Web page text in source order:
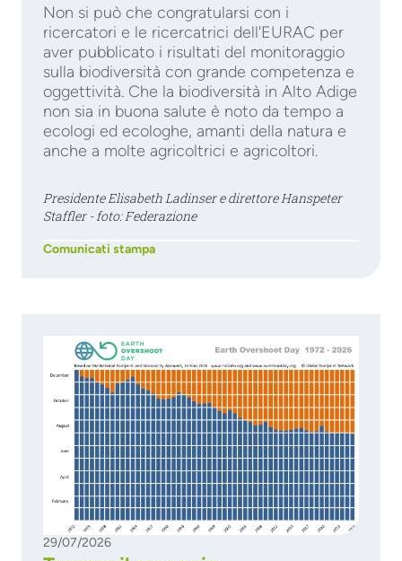
Non si può che congratularsi con i
ricercatori e le ricercatrici dell'EURAC per
aver pubblicato i risultati del monitoraggio
sulla biodiversità con grande competenza e
oggettività. Che la biodiversità in Alto Adige
non sia in buona salute è noto da tempo a
ecologi ed ecologhe, amanti della natura e
anche a molte agricoltrici e agricoltori.
Presidente Elisabeth Ladinser e direttore Hanspeter
Staffler - foto: Federazione
Comunicati stampa
29/07/2026